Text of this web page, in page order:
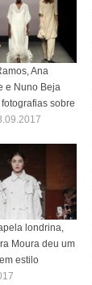
Ana
e Nuno Beja
sobre
londrina,
Moura deu um
estilo